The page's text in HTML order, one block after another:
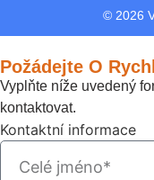
© 2026
Požádejte O
Vyplňte níže uvedený
kontaktovat.
Kontaktní informace